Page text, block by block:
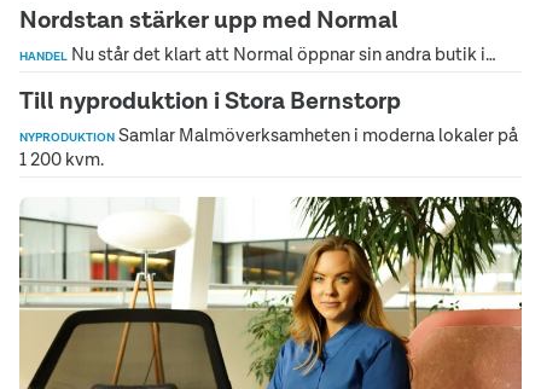
Nordstan stärker upp med Normal
HANDEL Nu står det klart att Normal öppnar sin andra butik i…
Till nyproduktion i Stora Bernstorp
NYPRODUKTION Samlar Malmöverksamheten i moderna lokaler på
1 200 kvm.